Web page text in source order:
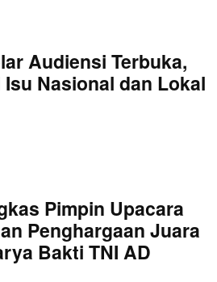
Audiensi Terbuka,
Nasional dan Lokal
Pimpin Upacara
Penghargaan Juara
Bakti TNI AD